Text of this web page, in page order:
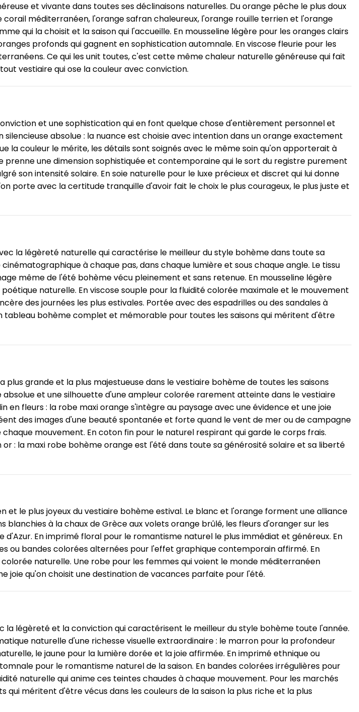
et vivante dans toutes ses déclinaisons naturelles. Du orange pêche le plus doux
méditerranéen, l'orange safran chaleureux, l'orange rouille terrien et l'orange
qui la choisit et la saison qui l'accueille. En mousseline légère pour les oranges clairs
profonds qui gagnent en sophistication automnale. En viscose fleurie pour les
Ce qui les unit toutes, c'est cette même chaleur naturelle généreuse qui fait
vestiaire qui ose la couleur avec conviction.
et une sophistication qui en font quelque chose d'entièrement personnel et
absolue : la nuance est choisie avec intention dans un orange exactement
couleur le mérite, les détails sont soignés avec le même soin qu'on apporterait à
une dimension sophistiquée et contemporaine qui le sort du registre purement
son intensité solaire. En soie naturelle pour le luxe précieux et discret qui lui donne
porte avec la certitude tranquille d'avoir fait le choix le plus courageux, le plus juste et
la légèreté naturelle qui caractérise le meilleur du style bohème dans toute sa
à chaque pas, dans chaque lumière et sous chaque angle. Le tissu
même de l'été bohème vécu pleinement et sans retenue. En mousseline légère
naturelle. En viscose souple pour la fluidité colorée maximale et le mouvement
des journées les plus estivales. Portée avec des espadrilles ou des sandales à
tableau bohème complet et mémorable pour toutes les saisons qui méritent d'être
grande et la plus majestueuse dans le vestiaire bohème de toutes les saisons
et une silhouette d'une ampleur colorée rarement atteinte dans le vestiaire
fleurs : la robe maxi orange s'intègre au paysage avec une évidence et une joie
des images d'une beauté spontanée et forte quand le vent de mer ou de campagne
mouvement. En coton fin pour le naturel respirant qui garde le corps frais.
: la maxi robe bohème orange est l'été dans toute sa générosité solaire et sa liberté
le plus joyeux du vestiaire bohème estival. Le blanc et l'orange forment une alliance
à la chaux de Grèce aux volets orange brûlé, les fleurs d'oranger sur les
En imprimé floral pour le romantisme naturel le plus immédiat et généreux. En
ou bandes colorées alternées pour l'effet graphique contemporain affirmé. En
naturelle. Une robe pour les femmes qui voient le monde méditerranéen
joie qu'on choisit une destination de vacances parfaite pour l'été.
légèreté et la conviction qui caractérisent le meilleur du style bohème toute l'année.
naturelle d'une richesse visuelle extraordinaire : le marron pour la profondeur
le jaune pour la lumière dorée et la joie affirmée. En imprimé ethnique ou
pour le romantisme naturel de la saison. En bandes colorées irrégulières pour
naturelle qui anime ces teintes chaudes à chaque mouvement. Pour les marchés
méritent d'être vécus dans les couleurs de la saison la plus riche et la plus